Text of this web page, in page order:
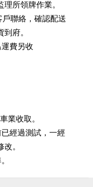
所領牌作業。
聯絡，確認配送
府。
費另收
業收取。
經過測試，一經
。